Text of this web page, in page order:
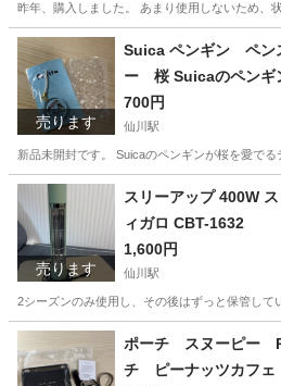
昨年、購入しました。 あまり使用しないため、
東京 調布市 美容家電
売ります
Suica ペンギン ペン
ー 桜 Suicaのペンギ
700円
仙川駅
新品未開封です。 Suicaのペンギンが桜を愛で
東京 調布市 仙川駅 携帯アクセサ
売ります
スリーアップ 400W
ィガロ CBT-1632
1,600円
仙川駅
2シーズンのみ使用し、その後はずっと保管し
東京 調布市 仙川駅 季節、空調家電
ポーチ スヌーピー
チ ピーナッツカフェ